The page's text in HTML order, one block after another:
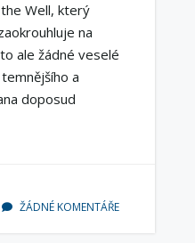
Well, který
na
ale žádné veselé
a
doposud
ŽÁDNÉ KOMENTÁŘE